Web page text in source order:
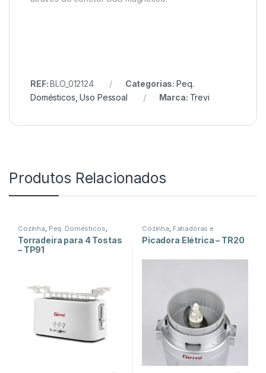
REF:BLO_012124 Categorias: Peq.
Domésticos ,Uso Pessoal Marca: Trevi
Produtos Relacionados
Cozinha Peq. Domésticos
Torradeiras
Torradeira para 4 Tostas
– TP91
Cozinha Fatiadoras e
Picadoras Peq. Domésticos
Picadora Elétrica – TR20